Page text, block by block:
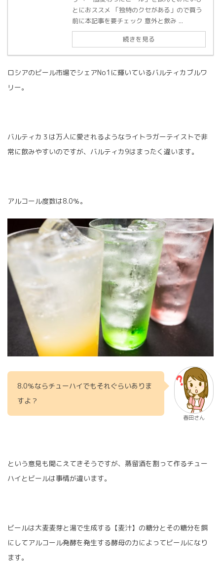
とにおススメ 「独特のクセがある」ので買う
前に本記事を要チェック 意外と飲み ...
続きを見る
ロシアのビール市場でシェアNo1に輝いているバルティカブルワ
リー。
バルティカ３は万人に愛されるようなライトラガーテイストで非
常に飲みやすいのですが、バルティカ9はまったく違います。
アルコール度数は8.0％。
8.0％ならチューハイでもそれぐらいありま
すよ？
春田さん
という意見も聞こえてきそうですが、蒸留酒を割って作るチュー
ハイとビールは事情が違います。
ビールは大麦麦芽と湯で生成する【麦汁】の糖分とその糖分を餌
にしてアルコール発酵を発生する酵母の力によってビールになり
ます。